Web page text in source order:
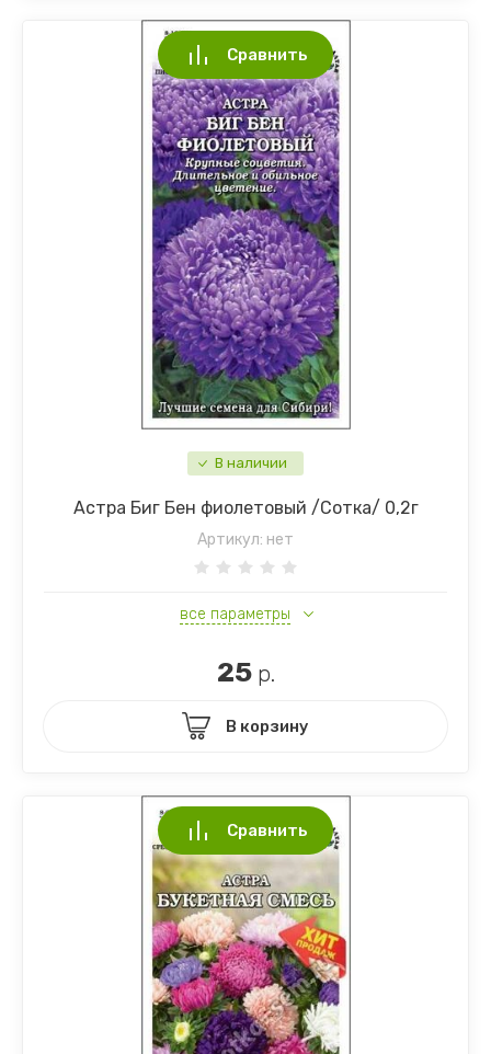
В наличии
Астра Биг Бен фиолетовый /Сотка/ 0,2г
Артикул: нет
все параметры
Сравнить
25р.
В корзину
Сравнить